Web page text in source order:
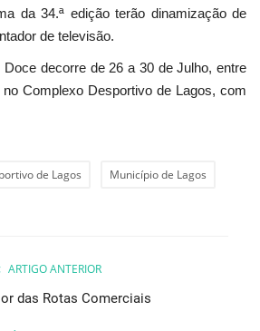
da 34.ª edição terão dinamização de
de televisão.
decorre de 26 a 30 de Julho, entre
Complexo Desportivo de Lagos, com
de Lagos Município de Lagos
ARTIGO ANTERIOR
das Rotas Comerciais